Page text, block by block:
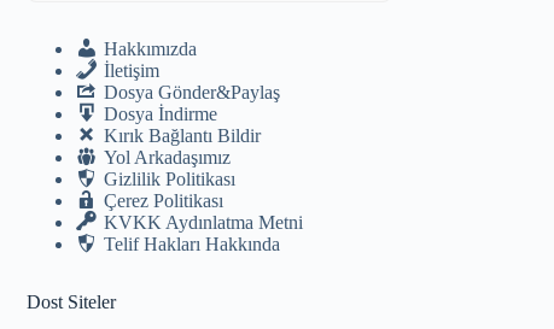
Hakkımızda
İletişim
Dosya Gönder&Paylaş
Dosya İndirme
Kırık Bağlantı Bildir
Yol Arkadaşımız
Gizlilik Politikası
Çerez Politikası
KVKK Aydınlatma Metni
Telif Hakları Hakkında
Dost Siteler